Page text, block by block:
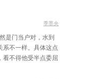
道法勇斗强敌
章 意外获胜凯旋
季墨央
是门当户对，水到
系不一样。具体这点
看不得他受半点委屈